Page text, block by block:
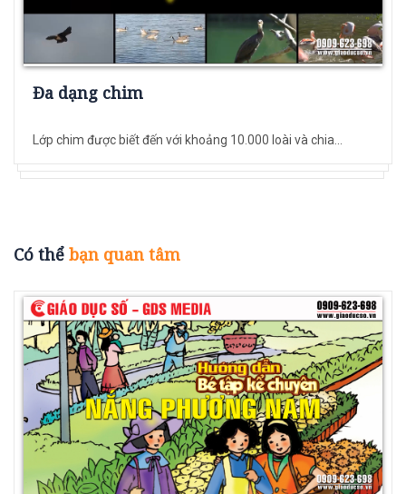
Đa dạng chim
Lớp chim được biết đến với khoảng 10.000 loài và chia...
Có thể bạn quan tâm